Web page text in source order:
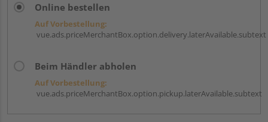
Online bestellen
Auf Vorbestellung:
vue.ads.priceMerchantBox.option.delivery.laterAvailable.subtext
Beim Händler abholen
Auf Vorbestellung:
vue.ads.priceMerchantBox.option.pickup.laterAvailable.subtext